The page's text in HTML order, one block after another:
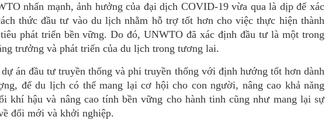
nhấn mạnh, ảnh hưởng của đại dịch COVID-19 vừa qua là dịp để xác
thức đầu tư vào du lịch nhằm hỗ trợ tốt hơn cho việc thực hiện thành
phát triển bền vững. Do đó, UNWTO đã xác định đầu tư là một trong
trưởng và phát triển của du lịch trong tương lai.
án đầu tư truyền thống và phi truyền thống với định hướng tốt hơn dành
để du lịch có thể mang lại cơ hội cho con người, nâng cao khả năng
khí hậu và nâng cao tính bền vững cho hành tinh cũng như mang lại sự
đổi mới và khởi nghiệp.